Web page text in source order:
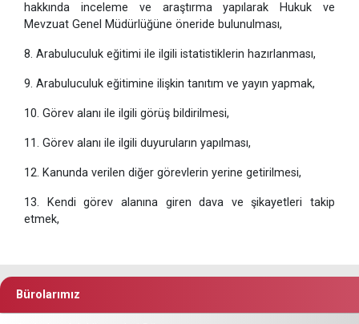
hakkında inceleme ve araştırma yapılarak Hukuk ve
Mevzuat Genel Müdürlüğüne öneride bulunulması,
8. Arabuluculuk eğitimi ile ilgili istatistiklerin hazırlanması,
9. Arabuluculuk eğitimine ilişkin tanıtım ve yayın yapmak,
10. Görev alanı ile ilgili görüş bildirilmesi,
11. Görev alanı ile ilgili duyuruların yapılması,
12. Kanunda verilen diğer görevlerin yerine getirilmesi,
13. Kendi görev alanına giren dava ve şikayetleri takip
etmek,
Bürolarımız